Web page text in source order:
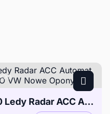
Volkswagen Golf VII 2.0 Ledy Radar ACC Automat Navi 2xParktronic Masaż ASO VW Nowe Opony